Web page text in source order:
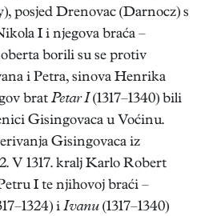
posjed Drenovac (Darnocz) s
I i njegova braća –
borili su se protiv
i Petra, sinova Henrika
brat Petar I (1317–1340) bili
Gisingovaca u Voćinu.
Gisingovaca iz
V 1317. kralj Karlo Robert
I te njihovoj braći –
i Ivanu (1317–1340)